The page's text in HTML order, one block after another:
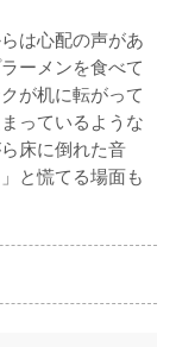
は心配の声があ
ーメンを食べて
が机に転がって
っているような
床に倒れた音
と慌てる場面も